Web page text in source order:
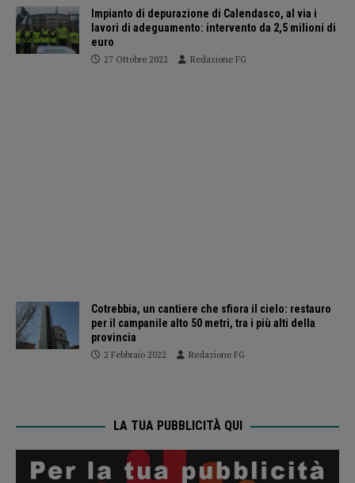
Impianto di depurazione di Calendasco, al via i
lavori di adeguamento: intervento da 2,5 milioni di
euro
27 Ottobre 2022 Redazione FG
Cotrebbia, un cantiere che sfiora il cielo: restauro
per il campanile alto 50 metri, tra i più alti della
provincia
2 Febbraio 2022 Redazione FG
LA TUA PUBBLICITÀ QUI